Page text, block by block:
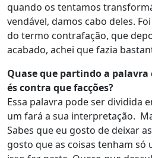
quando os tentamos
vendável, damos cabo deles.
do termo contrafação, que
acabado, achei que fazia
Quase que partindo a
és contra que facções?
Essa palavra pode ser dividida
um fará a sua interpretação.
Sabes que eu gosto de deixar
gosto que as coisas tenham só